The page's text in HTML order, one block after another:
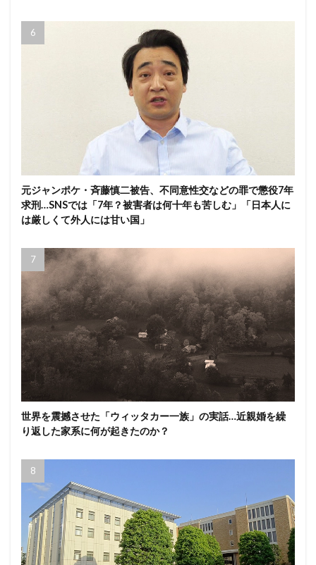
元ジャンポケ・斉藤慎二被告、不同意性交などの罪で懲役7年
求刑…SNSでは「7年？被害者は何十年も苦しむ」「日本人に
は厳しくて外人には甘い国」
世界を震撼させた「ウィッタカー一族」の実話…近親婚を繰
り返した家系に何が起きたのか？